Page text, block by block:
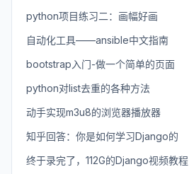
python项目练习二：画幅好画
自动化工具——ansible中文指南
bootstrap入门-做一个简单的页面
python对list去重的各种方法
动手实现m3u8的浏览器播放器
知乎回答：你是如何学习Django的
终于录完了，112G的Django视频教程